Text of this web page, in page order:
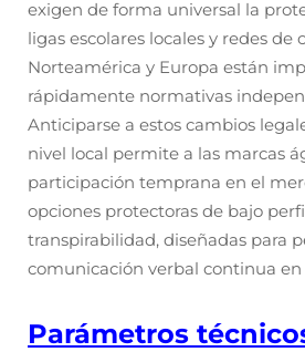
exigen de forma universal la
ligas escolares locales y redes de
Norteamérica y Europa están
rápidamente normativas
Anticiparse a estos cambios
nivel local permite a las marcas
participación temprana en el
opciones protectoras de bajo
transpirabilidad, diseñadas para
comunicación verbal continua en
Parámetros